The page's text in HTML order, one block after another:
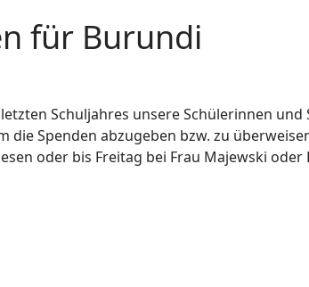
für Burundi
Schuljahres unsere Schülerinnen
die Spenden abzugeben bzw. zu
oder bis Freitag bei Frau Majewski oder